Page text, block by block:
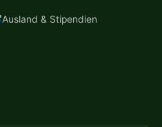
Ausland & Stipendien